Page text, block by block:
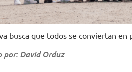
busca que todos se conviertan
por: David Orduz